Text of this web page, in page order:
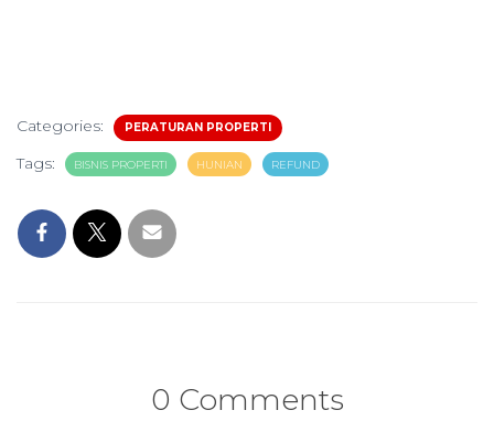
Categories: PERATURAN PROPERTI
Tags: BISNIS PROPERTI HUNIAN REFUND
0 Comments